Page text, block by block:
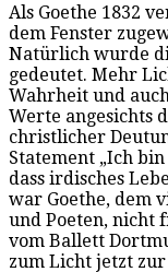
Als Goethe 1832
dem Fenster
Natürlich wurde
gedeutet. Mehr
Wahrheit und
Werte angesichts
christlicher
Statement „Ich
dass irdisches
war Goethe, dem
und Poeten, nicht
vom Ballett
zum Licht jetzt